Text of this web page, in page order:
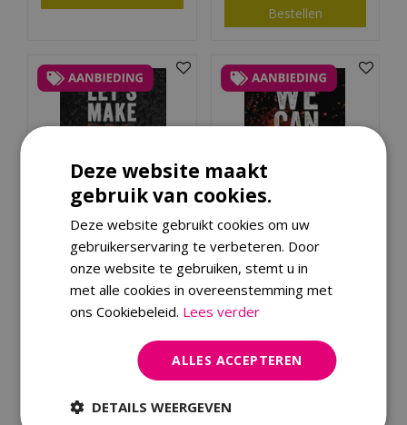
Bestellen
Let's Make BBQ Great
Again Boek
€ 24,99
€ 18,74
Bestellen
We Can BBQ Too Boek
€18,99
Deze website maakt
gebruik van cookies.
Deze website gebruikt cookies om uw
gebruikerservaring te verbeteren. Door
onze website te gebruiken, stemt u in
met alle cookies in overeenstemming met
ons Cookiebeleid. Lees verder
ALLES ACCEPTEREN
DETAILS WEERGEVEN